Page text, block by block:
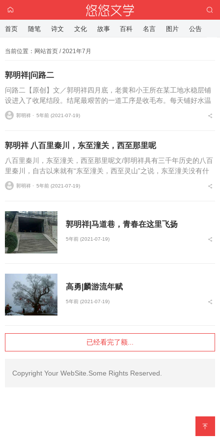
当前位置： 网站首页 / 2021年7月
郭明祥|问路二
问路二【原创】文／郭明祥四月底，老黄和小王所在某工地水稳层铺
设进入了收尾结段。结尾最艰苦的一道工序是收毛布。每天铺好水温
料，在收工之前，心须盖上一层白色的毛布，盖毛布这项工作是铺水
稳层工作的重重之重...
郭明祥 ⋅ 5年前 (2021-07-19)
郭明祥 八百里秦川，东至潼关，西至那里呢
八百里秦川，东至潼关，西至那里呢文/郭明祥具有三千年历史的八百
里秦川，自古以来就有“东至潼关，西至灵山”之说，东至潼关没有什
么悬念，而西至是凤翔区的灵山，还是金合区的林家村。这道关中名
川西端终点存在着...
郭明祥 ⋅ 5年前 (2021-07-19)
郭明祥|马道巷，青春在这里飞扬
5年前 (2021-07-19)
高勇|麟游流年赋
5年前 (2021-07-19)
已经看完了额...
首页 随笔 诗文 文化 故事 百科 名言 图片 公告
Copyright Your WebSite.Some Rights Reserved.